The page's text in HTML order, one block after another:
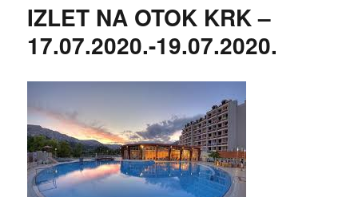
IZLET NA OTOK KRK –
17.07.2020.-19.07.2020.